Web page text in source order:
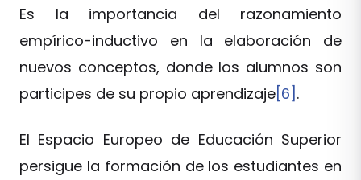
Es la importancia del razonamiento
empírico-inductivo en la elaboración de
nuevos conceptos, donde los alumnos son
participes de su propio aprendizaje[6] .
El Espacio Europeo de Educación Superior
persigue la formación de los estudiantes en